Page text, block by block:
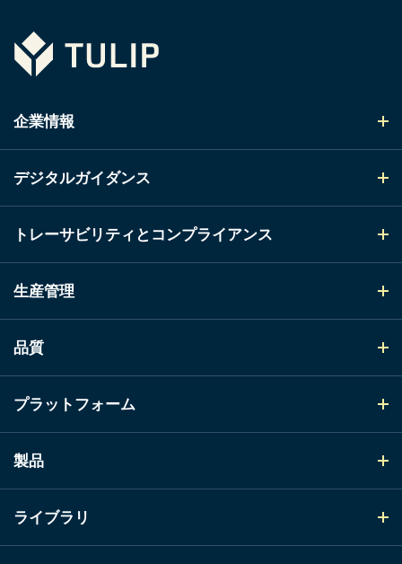
Tulip
企業情報
デジタルガイダンス
トレーサビリティとコンプライアンス
生産管理
品質
プラットフォーム
製品
ライブラリ